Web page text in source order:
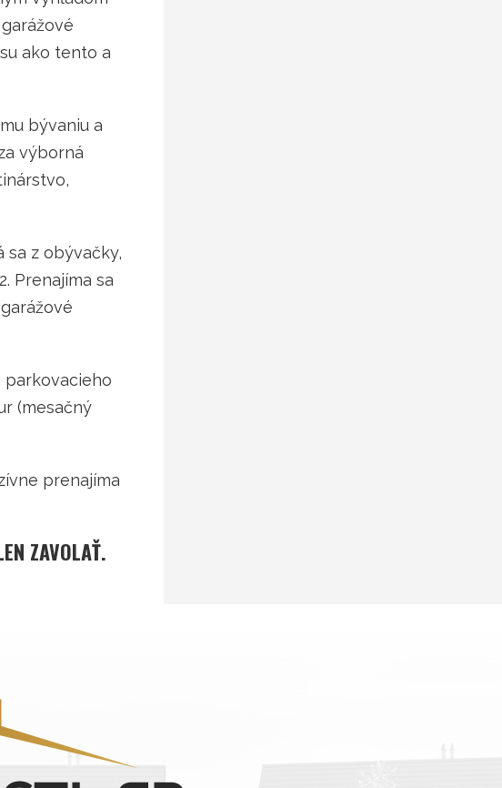
ako tento a
bývaniu a
výborná
sa z obývačky,
Prenajíma sa
parkovacieho
(mesačný
prenajíma
ZAVOLAŤ.